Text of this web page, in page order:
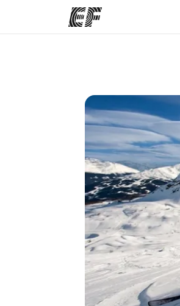
Büros in der Nähe